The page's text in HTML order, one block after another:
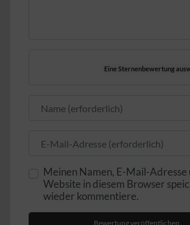
Eine Sternenbewertung
Meinen Namen, E-Mail-Adresse
Website in diesem Browser
wieder kommentiere.